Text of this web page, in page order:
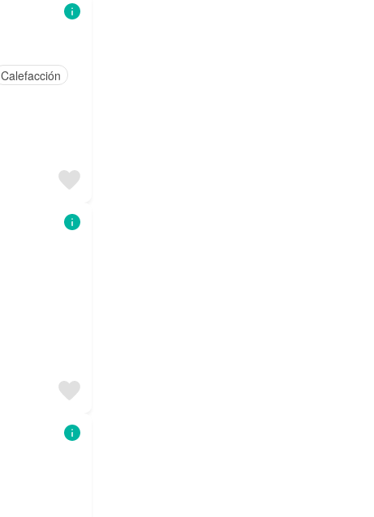
Calefacción